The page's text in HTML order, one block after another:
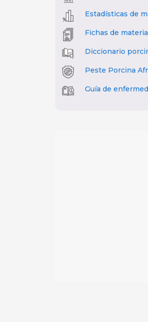
Estadísticas de
Fichas de
Diccionario
Peste Porcina
Guía de